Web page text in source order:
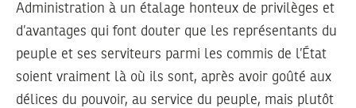
Administration à un étalage honteux de privilèges et
d’avantages qui font douter que les représentants du
peuple et ses serviteurs parmi les commis de l’État
soient vraiment là où ils sont, après avoir goûté aux
délices du pouvoir, au service du peuple, mais plutôt